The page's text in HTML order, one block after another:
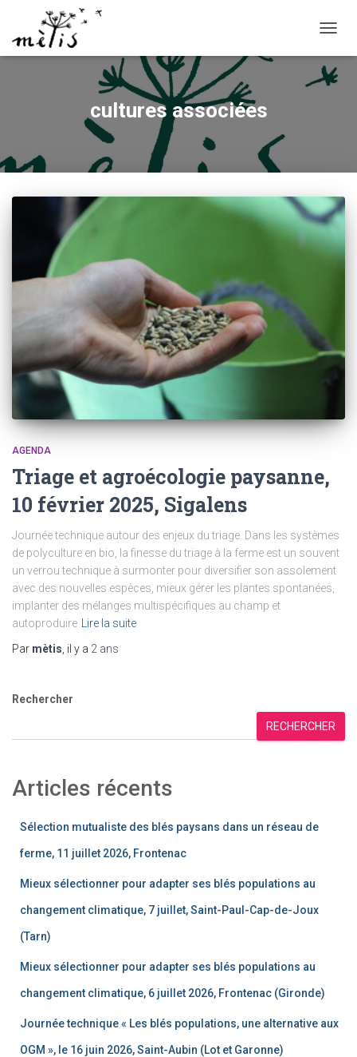
cultures associées
AGENDA
Triage et agroécologie paysanne,
10 février 2025, Sigalens
Journée technique autour des enjeux du triage. Dans les systèmes
de polyculture en bio, la finesse du triage à la ferme est un souvent
un verrou technique à surmonter pour diversifier son assolement
avec des nouvelles espèces, mieux gérer les plantes spontanées,
implanter des mélanges multispécifiques au champ et
autoproduire
Lire la suite
Par mètis , il y a 2 ans
Rechercher
RECHERCHER
Articles récents
Sélection mutualiste des blés paysans dans un réseau de
ferme, 11 juillet 2026, Frontenac
Mieux sélectionner pour adapter ses blés populations au
changement climatique, 7 juillet, Saint-Paul-Cap-de-Joux
(Tarn)
Mieux sélectionner pour adapter ses blés populations au
changement climatique, 6 juillet 2026, Frontenac (Gironde)
Journée technique « Les blés populations, une alternative aux
OGM », le 16 juin 2026, Saint-Aubin (Lot et Garonne)